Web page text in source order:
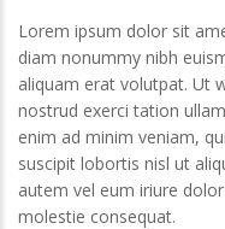
Lorem ipsum dolor sit
diam nonummy nibh
aliquam erat volutpat. Ut
nostrud exerci tation
enim ad minim veniam,
suscipit lobortis nisl ut
autem vel eum iriure
molestie consequat.
Dauer baji laibabling
6, 2024
Argentina: Apostar en
con la Mejores Opciones